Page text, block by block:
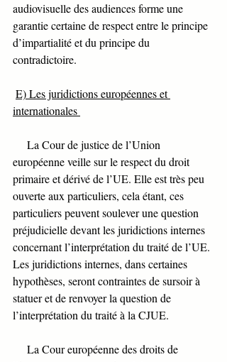
audiovisuelle des audiences forme une
garantie certaine de respect entre le principe
d’impartialité et du principe du
contradictoire.
E) Les juridictions européennes et
internationales
européenne veille sur le respect du droit
primaire et dérivé de l’UE. Elle est très peu
ouverte aux particuliers, cela étant, ces
particuliers peuvent soulever une question
préjudicielle devant les juridictions internes
concernant l’interprétation du traité de l’UE.
Les juridictions internes, dans certaines
hypothèses, seront contraintes de sursoir à
statuer et de renvoyer la question de
l’interprétation du traité à la CJUE.